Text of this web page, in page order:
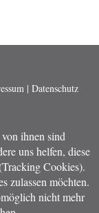
| Datenschutz
ihnen sind
uns helfen, diese
Cookies).
zulassen möchten.
nicht mehr